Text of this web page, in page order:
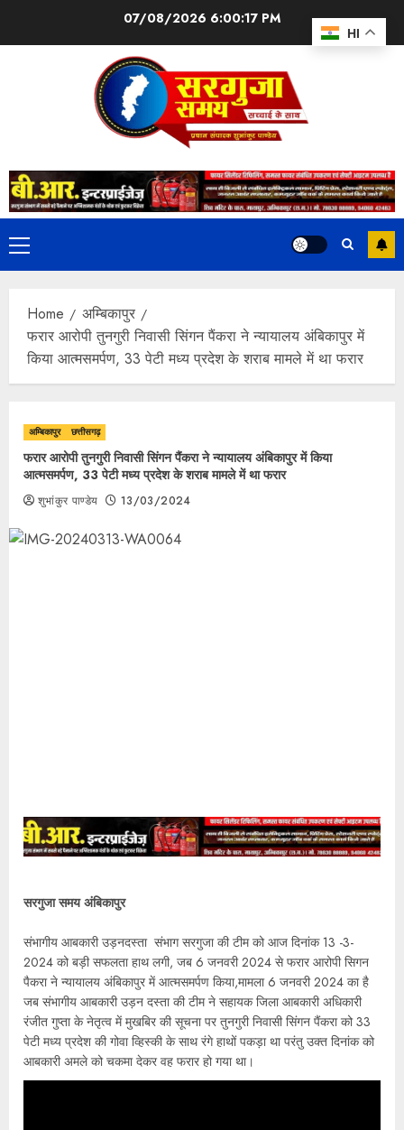
07/08/2026 6:00:17 PM
Home
अम्बिकापुर
फरार आरोपी तुनगुरी निवासी सिंगन पैंकरा ने न्यायालय अंबिकापुर में
किया आत्मसमर्पण, 33 पेटी मध्य प्रदेश के शराब मामले में था फरार
अम्बिकापुर छत्तीसगढ़
फरार आरोपी तुनगुरी निवासी सिंगन पैंकरा ने न्यायालय अंबिकापुर में किया
आत्मसमर्पण, 33 पेटी मध्य प्रदेश के शराब मामले में था फरार
शुभांकुर पाण्डेय 13/03/2024
सरगुजा समय अंबिकापुर
संभागीय आबकारी उड़नदस्ता संभाग सरगुजा की टीम को आज दिनांक 13 -3-
2024 को बड़ी सफलता हाथ लगी, जब 6 जनवरी 2024 से फरार आरोपी सिगन
पैकरा ने न्यायालय अंबिकापुर में आत्मसमर्पण किया,मामला 6 जनवरी 2024 का है
जब संभागीय आबकारी उड़न दस्ता की टीम ने सहायक जिला आबकारी अधिकारी
रंजीत गुप्ता के नेतृत्व में मुखबिर की सूचना पर तुनगुरी निवासी सिंगन पैंकरा को 33
पेटी मध्य प्रदेश की गोवा व्हिस्की के साथ रंगे हाथों पकड़ा था परंतु उक्त दिनांक को
आबकारी अमले को चकमा देकर वह फरार हो गया था।
HI